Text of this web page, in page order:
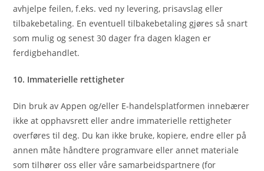
avhjelpe feilen, f.eks. ved ny levering, prisavslag eller
tilbakebetaling. En eventuell tilbakebetaling gjøres så snart
som mulig og senest 30 dager fra dagen klagen er
ferdigbehandlet.
10. Immaterielle rettigheter
Din bruk av Appen og/eller E-handelsplatformen innebærer
ikke at opphavsrett eller andre immaterielle rettigheter
overføres til deg. Du kan ikke bruke, kopiere, endre eller på
annen måte håndtere programvare eller annet materiale
som tilhører oss eller våre samarbeidspartnere (for